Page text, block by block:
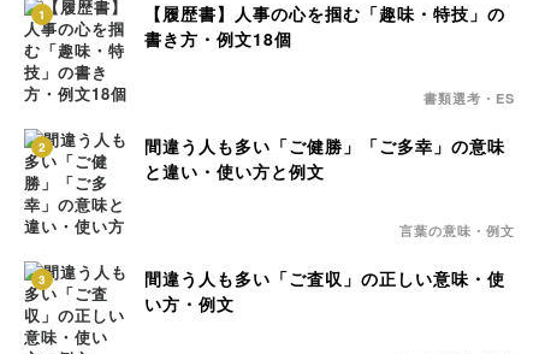
1
【履歴書】人事の心を掴む「趣味・特技」の
書き方・例文18個
書類選考・ES
2
間違う人も多い「ご健勝」「ご多幸」の意味
と違い・使い方と例文
言葉の意味・例文
3
間違う人も多い「ご査収」の正しい意味・使
い方・例文